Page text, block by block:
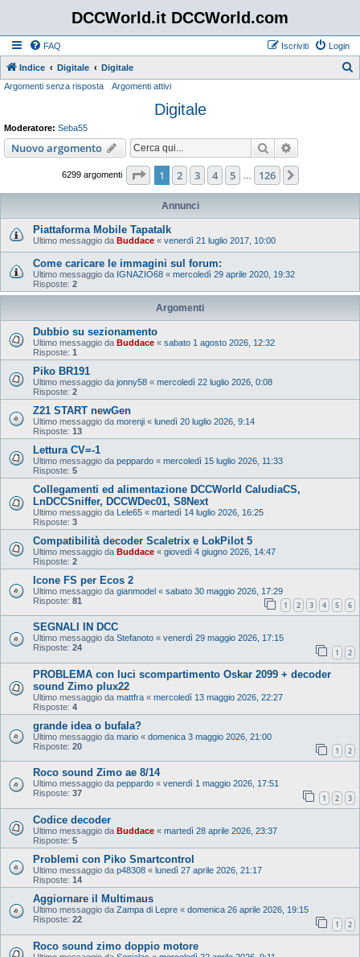
DCCWorld.it DCCWorld.com
FAQ Login
Iscriviti
Indice Digitale Digitale
Argomenti senza risposta Argomenti attivi
Digitale
Moderatore: Seba55
Nuovo argomento Cerca
6299 argomenti Pagina di 126
1 2 3 4 5 126
Annunci
Piattaforma Mobile Tapatalk
Ultimo messaggio da Buddace « venerdì 21 luglio 2017, 10:00
Come caricare le immagini sul forum:
Ultimo messaggio da IGNAZIO68 « mercoledì 29 aprile 2020, 19:32
Risposte: 2
Argomenti
Dubbio su sezionamento
Ultimo messaggio da Buddace « sabato 1 agosto 2026, 12:32
Risposte: 1
Piko BR191
Ultimo messaggio da jonny58 « mercoledì 22 luglio 2026, 0:08
Risposte: 2
Z21 START newGen
Ultimo messaggio da morenji « lunedì 20 luglio 2026, 9:14
Risposte: 13
Lettura CV=-1
Ultimo messaggio da peppardo « mercoledì 15 luglio 2026, 11:33
Risposte: 5
Collegamenti ed alimentazione DCCWorld CaludiaCS,
LnDCCSniffer, DCCWDec01, S8Next
Ultimo messaggio da Lele65 « martedì 14 luglio 2026, 16:25
Risposte: 3
Compatibilità decoder Scaletrix e LokPilot 5
Ultimo messaggio da Buddace « giovedì 4 giugno 2026, 14:47
Risposte: 2
Icone FS per Ecos 2
Ultimo messaggio da gianmodel « sabato 30 maggio 2026, 17:29
Risposte: 81 1 2 3 4 5 6
SEGNALI IN DCC
Ultimo messaggio da Stefanoto « venerdì 29 maggio 2026, 17:15
Risposte: 24 1 2
PROBLEMA con luci scompartimento Oskar 2099 + decoder
sound Zimo plux22
Ultimo messaggio da mattfra « mercoledì 13 maggio 2026, 22:27
Risposte: 4
grande idea o bufala?
Ultimo messaggio da mario « domenica 3 maggio 2026, 21:00
Risposte: 20 1 2
Roco sound Zimo ae 8/14
Ultimo messaggio da peppardo « venerdì 1 maggio 2026, 17:51
Risposte: 37 1 2 3
Codice decoder
Ultimo messaggio da Buddace « martedì 28 aprile 2026, 23:37
Risposte: 5
Problemi con Piko Smartcontrol
Ultimo messaggio da p48308 « lunedì 27 aprile 2026, 21:17
Risposte: 14
Aggiornare il Multimaus
Ultimo messaggio da Zampa di Lepre « domenica 26 aprile 2026, 19:15
Risposte: 22 1 2
Roco sound zimo doppio motore